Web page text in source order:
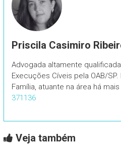
Priscila Casimiro
Advogada altamente
Execuções Cíveis pela OAB/
Família, atuante na área há
371136
Veja também